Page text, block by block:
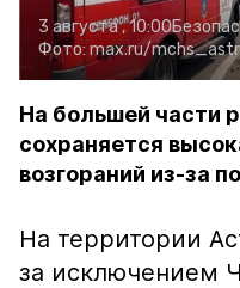
3 августа , 10:00
Фото: max.ru/
На большей части
сохраняется
возгораний из-за
На территории
за исключением